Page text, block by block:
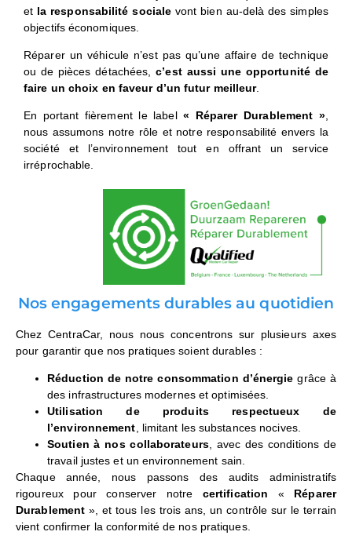
et la responsabilité sociale vont bien au-delà des simples
objectifs économiques.
Réparer un véhicule n’est pas qu’une affaire de technique
ou de pièces détachées,
c’est aussi une opportunité de
faire un choix en faveur d’un futur meilleur.
En portant fièrement le label« Réparer Durablement »,
nous assumons notre rôle et notre responsabilité envers la
société et l’environnement tout en offrant un service
irréprochable.
Nos engagements durables au quotidien
Chez CentraCar, nous nous concentrons sur plusieurs axes
pour garantir que nos pratiques soient durables :
Réduction de notre consommation d’énergie grâce à
des infrastructures modernes et optimisées.
Utilisation de produits respectueux de
l’environnement, limitant les substances nocives.
Soutien à nos collaborateurs, avec des conditions de
travail justes et un environnement sain.
Chaque année, nous passons des audits administratifs
rigoureux pour conserver notre certification « Réparer
Durablement », et tous les trois ans, un contrôle sur le terrain
vient confirmer la conformité de nos pratiques.